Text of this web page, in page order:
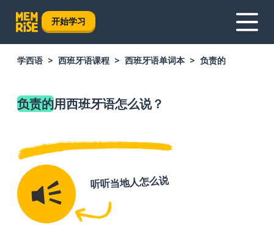
开始学习
学西语 西班牙语课程 西班牙语单词本 负责的
负责的用西班牙语怎么说？
听听当地人怎么说